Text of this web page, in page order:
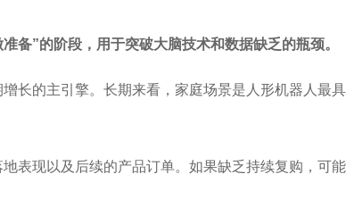
备”的阶段，用于突破大脑技术和数据缺乏的瓶颈。
长的主引擎。长期来看，家庭场景是人形机器人最具
表现以及后续的产品订单。如果缺乏持续复购，可能